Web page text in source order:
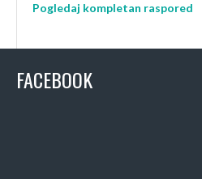
Pogledaj kompletan raspored
FACEBOOK